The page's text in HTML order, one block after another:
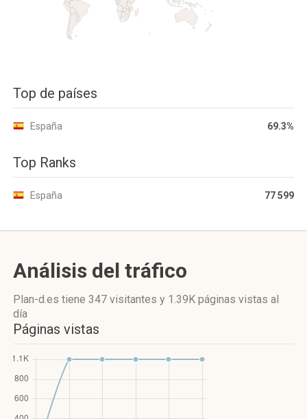
Top de países
España 69.3%
Top Ranks
España 77 599
Análisis del tráfico
Plan-d.es tiene 347 visitantes y 1.39K páginas vistas al
día
Páginas vistas